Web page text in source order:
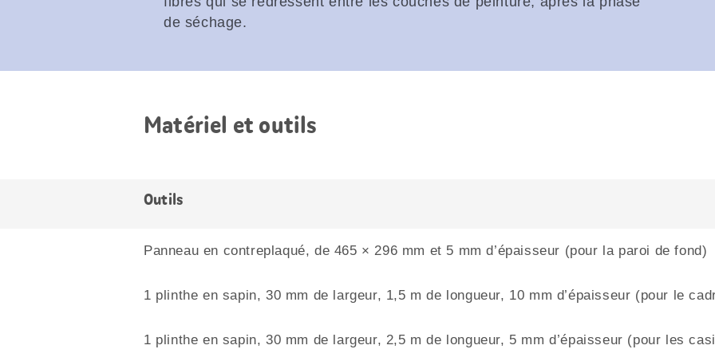
de séchage.
Matériel et outils
Outils
Panneau en contreplaqué, de 465 × 296 mm et 5 mm d’épaisseur (pour la paroi de fond)
1 plinthe en sapin, 30 mm de largeur, 1,5 m de longueur, 10 mm d’épaisseur (pour le
1 plinthe en sapin, 30 mm de largeur, 2,5 m de longueur, 5 mm d’épaisseur (pour les